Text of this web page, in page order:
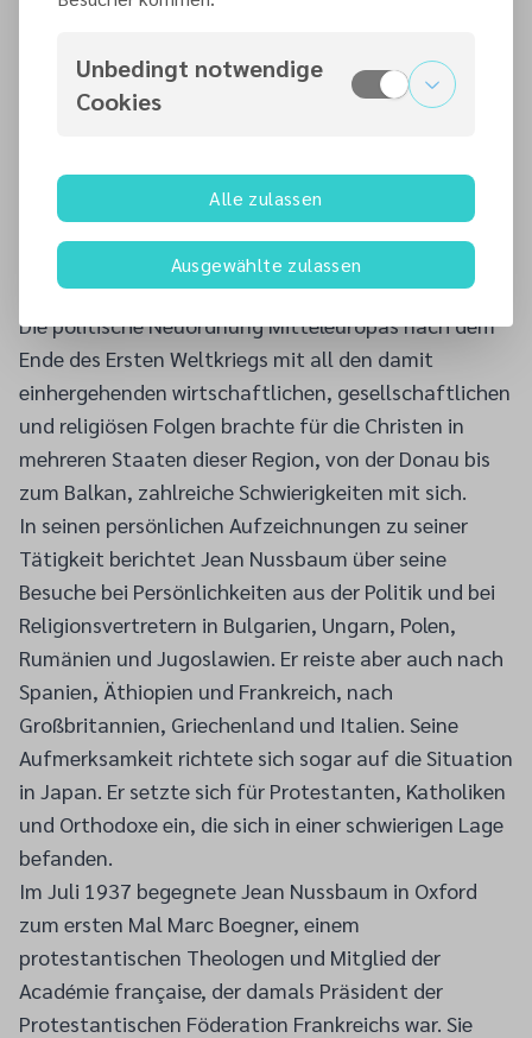
dem er schon gute Beziehungen unterhalten hatte,
als dieser noch Kardinal Pacelli war, zählte darunter
seiner Religionsgemeinschaft, die 1887 auf
internationaler Ebene die International Religious
Liberty Association mit Sitz in Washington ins Leben
gerufen hatte.
Die politische Neuordnung Mitteleuropas nach dem
Ende des Ersten Weltkriegs mit all den damit
einhergehenden wirtschaftlichen, gesellschaftlichen
und religiösen Folgen brachte für die Christen in
mehreren Staaten dieser Region, von der Donau bis
zum Balkan, zahlreiche Schwierigkeiten mit sich.
In seinen persönlichen Aufzeichnungen zu seiner
Tätigkeit berichtet Jean Nussbaum über seine
Besuche bei Persönlichkeiten aus der Politik und bei
Religionsvertretern in Bulgarien, Ungarn, Polen,
Rumänien und Jugoslawien. Er reiste aber auch nach
Spanien, Äthiopien und Frankreich, nach
Großbritannien, Griechenland und Italien. Seine
Aufmerksamkeit richtete sich sogar auf die Situation
in Japan. Er setzte sich für Protestanten, Katholiken
und Orthodoxe ein, die sich in einer schwierigen Lage
befanden.
Im Juli 1937 begegnete Jean Nussbaum in Oxford
zum ersten Mal Marc Boegner, einem
protestantischen Theologen und Mitglied der
Académie française, der damals Präsident der
Protestantischen Föderation Frankreichs war. Sie
Unbedingt notwendige
Cookies
Alle zulassen
Ausgewählte zulassen